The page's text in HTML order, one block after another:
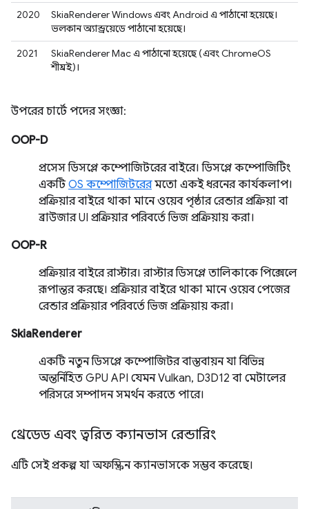
2020
SkiaRenderer Windows এবং Android এ পাঠানো হয়েছে।
ভলকান অ্যান্ড্রয়েডে পাঠানো হয়েছে।
2021
SkiaRenderer Mac এ পাঠানো হয়েছে (এবং ChromeOS
শীঘ্রই)।
উপরের চার্টে পদের সংজ্ঞা:
OOP-D
প্রসেস ডিসপ্লে কম্পোজিটরের বাইরে। ডিসপ্লে কম্পোজিটিং
একটিOS কম্পোজিটরেরমতো একই ধরনের কার্যকলাপ।
প্রক্রিয়ার বাইরে থাকা মানে ওয়েব পৃষ্ঠার রেন্ডার প্রক্রিয়া বা
ব্রাউজার UI প্রক্রিয়ার পরিবর্তে ভিজ প্রক্রিয়ায় করা।
OOP-R
প্রক্রিয়ার বাইরে রাস্টার। রাস্টার ডিসপ্লে তালিকাকে পিক্সেলে
রূপান্তর করছে। প্রক্রিয়ার বাইরে থাকা মানে ওয়েব পেজের
রেন্ডার প্রক্রিয়ার পরিবর্তে ভিজ প্রক্রিয়ায় করা।
SkiaRenderer
একটি নতুন ডিসপ্লে কম্পোজিটর বাস্তবায়ন যা বিভিন্ন
অন্তর্নিহিত GPU API যেমন Vulkan, D3D12 বা মেটালের
পরিসরে সম্পাদন সমর্থন করতে পারে।
থ্রেডেড এবং ত্বরিত ক্যানভাস রেন্ডারিং
এটি সেই প্রকল্প যা অফস্ক্রিন ক্যানভাসকে সম্ভব করেছে।